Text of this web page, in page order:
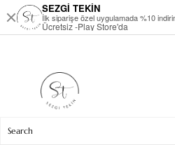
SEZGİ TEKİN
İlk siparişe özel uygulamada %10
Ücretsiz -Play Store'da